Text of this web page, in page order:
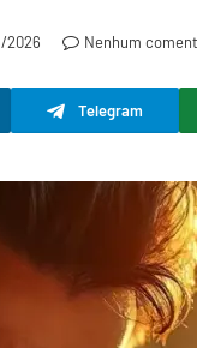
2026 Nenhum
Telegram